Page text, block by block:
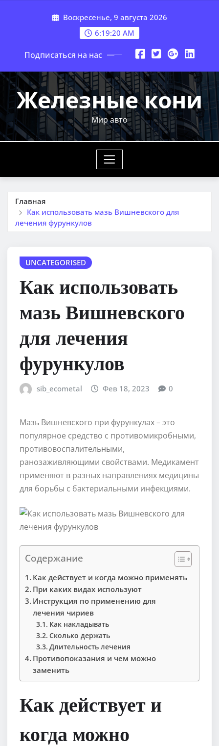
Воскресенье, 9 августа 2026
6:19:21 AM
Подписаться на нас
Железные кони
Мир авто
Главная
Как использовать мазь Вишневского для
лечения фурункулов
UNCATEGORISED
Как использовать
мазь Вишневского
для лечения
фурункулов
sib_ecometal Фев 18, 2023 0
Мазь Вишневского при фурункулах – это
популярное средство с противомикробными,
противовоспалительными,
ранозаживляющими свойствами. Медикамент
применяют в разных направлениях медицины
для борьбы с бактериальными инфекциями.
Содержание
Как действует и когда можно применять
При каких видах используют
Инструкция по применению для
лечения чириев
Как накладывать
Сколько держать
Длительность лечения
Противопоказания и чем можно
заменить
Как действует и
когда можно